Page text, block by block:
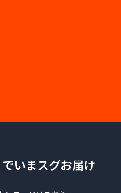
いまスグお届け